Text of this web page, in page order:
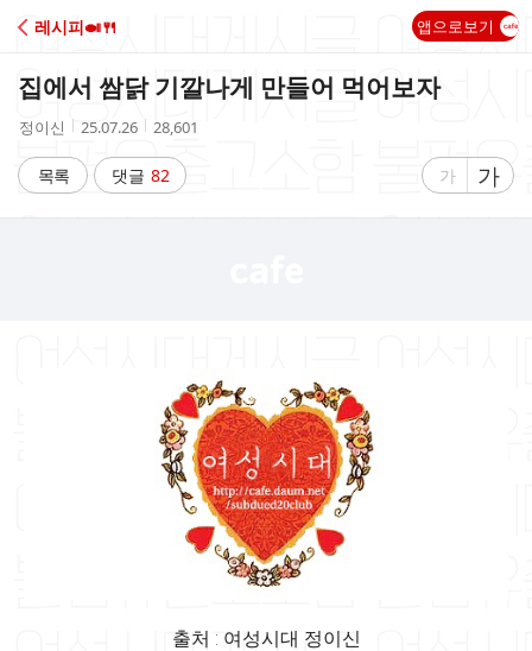
C
A
레시피🍛🍴 앱으로보기
집에서 쌈닭 기깔나게 만들어 먹어보자
작
자
정이신
작
시
간
25.07.26
조
수
28,601
목록 댓글 82
글
가
글
자
가
출처 : 여성시대 정이신